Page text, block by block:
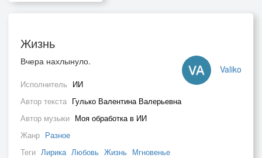
Жизнь
Valiko
Вчера нахлынуло.
Исполнитель ИИ
Автор текста Гулько Валентина Валерьевна
Автор музыки Моя обработка в ИИ
Жанр Разное
Теги Лирика Любовь Жизнь Мгновенье